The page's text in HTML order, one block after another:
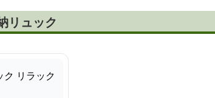
リュック